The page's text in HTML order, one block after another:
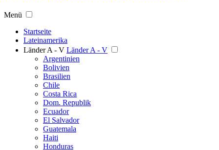
Menü
Startseite
Lateinamerika
Länder A - V Länder A - V
Argentinien
Bolivien
Brasilien
Chile
Costa Rica
Dom. Republik
Ecuador
El Salvador
Guatemala
Haiti
Honduras